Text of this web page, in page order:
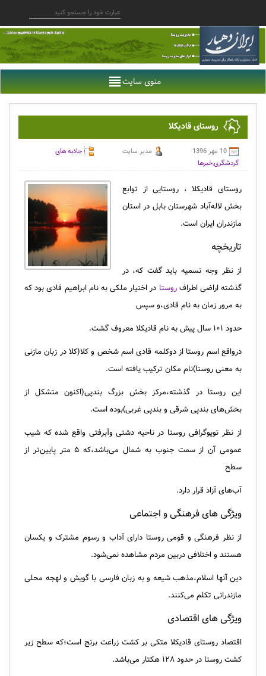
منوی سایت
روستای قادیکلا
10 مهر 1396 مدیر سایت
جاذبه های
گردشگری,خبرها
روستای قادیکلا ، روستایی از توابع
بخش لاله‌آباد شهرستان بابل در استان
مازندران ایران است.
تاریخچه
از نظر وجه تسمیه باید گفت که، در
گذشته اراضی اطرافروستا در اختیار ملکی به نام ابراهیم قادی بود که
به مرور زمان به نام قادی،و سپس
حدود ۱۰۱ سال پیش به نام قادیکلا معروف گشت.
درواقع اسم روستا از دوکلمه قادی اسم شخص و کلا(کلا در زبان مازنی
به معنی روستا)نام مکان ترکیب یافته است.
این روستا در گذشته،مرکز بخش بزرگ بندپی(اکنون متشکل از
بخش‌های بندپی شرقی و بندپی غربی)بوده است.
از نظر توپوگرافی روستا در ناحیه دشتی وآبرفتی واقع شده که شیب
عمومی آن از سمت جنوب به شمال می‌باشد،که ۵ متر پایین‌تر از
سطح
آب‌های آزاد قرار دارد.
ویژگی‌ های فرهنگی و اجتماعی
از نظر فرهنگی و قومی روستا دارای آداب و رسوم مشترک و یکسان
هستند و اختلافی دربین مردم مشاهده نمی‌شود.
دین آنها اسلام،مذهب شیعه و به زبان فارسی با گویش و لهجه محلی
مازندرانی تکلم می‌کنند.
ویژگی‌ های اقتصادی
اقتصاد روستای قادیکلا متکی بر کشت زراعت برنج است؛که سطح زیر
کشت روستا در حدود ۱۲۸ هکتار می‌باشد.